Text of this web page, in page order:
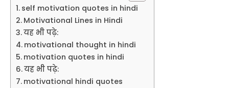
self motivation quotes in hindi
Motivational Lines in Hindi
यह भी पढ़े:
motivational thought in hindi
motivation quotes in hindi
यह भी पढ़े:
motivational hindi quotes